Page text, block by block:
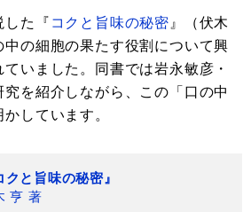
た『 コクと旨味の秘密 』（伏木
の細胞の果たす役割について興
いました。同書では岩永敏彦・
を紹介しながら、この「口の中
しています。
クと旨味の秘密』
亨 著